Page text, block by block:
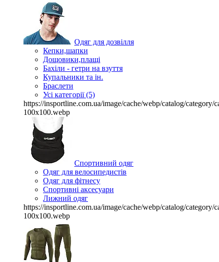
Одяг для дозвілля
Кепки,шапки
Дощовики,плащі
Бахіли - гетри на взуття
Купальники та ін.
Браслети
Усі категорії (5)
https://insportline.com.ua/image/cache/webp/catalog/category/
100x100.webp
Спортивний одяг
Одяг для велосипедистів
Одяг для фітнесу
Спортивні аксесуари
Лижний одяг
https://insportline.com.ua/image/cache/webp/catalog/category/
100x100.webp